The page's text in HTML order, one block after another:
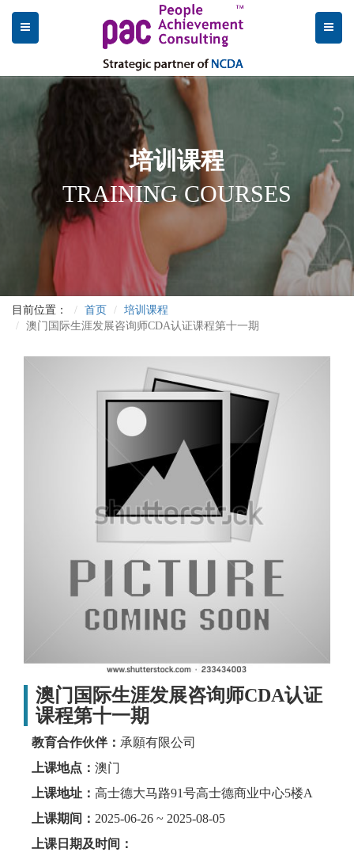
培训课程
TRAINING COURSES
目前位置： 首页
培训课程
澳门国际生涯发展咨询师CDA认证课程第十一期
澳门国际生涯发展咨询师CDA认证
课程第十一期
教育合作伙伴： 承願有限公司
上课地点： 澳门
上课地址： 高士德大马路91号高士德商业中心5楼A
上课期间： 2025-06-26 ~ 2025-08-05
上课日期及时间：